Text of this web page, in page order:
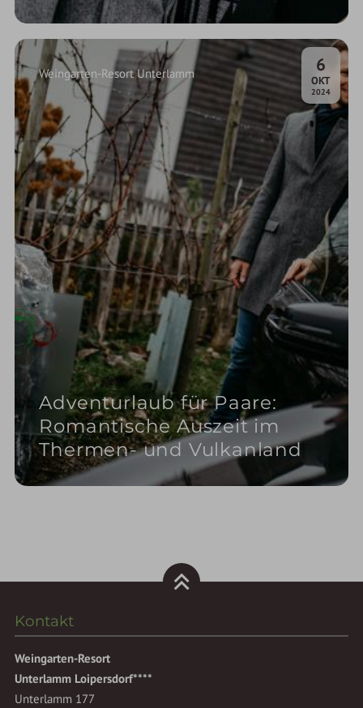
6
OKT.
2024
Adventurlaub für Paare:
Romantische Auszeit im
Thermen- und Vulkanland
Weingarten-Resort Unterlamm
Kontakt
Weingarten-Resort
Unterlamm Loipersdorf****
Unterlamm 177